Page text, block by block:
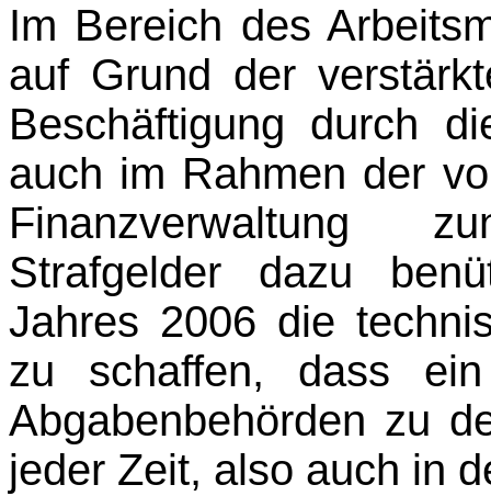
Im Bereich des
auf Grund der
Beschäftigung durch
auch im Rahmen der
Finanzverwaltung
Strafgelder dazu
Jahres 2006 die
zu schaffen, dass
Abgabenbehörden zu
jeder Zeit, also auch in